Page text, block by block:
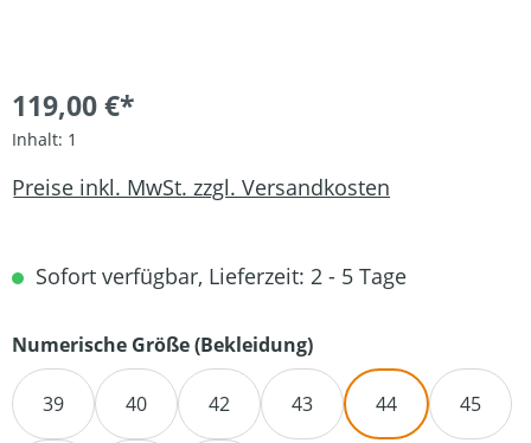
119,00 €*
Inhalt: 1
Preise inkl. MwSt. zzgl. Versandkosten
Sofort verfügbar, Lieferzeit: 2 - 5 Tage
Numerische Größe (Bekleidung)auswählen
39 40 42 43 44 45